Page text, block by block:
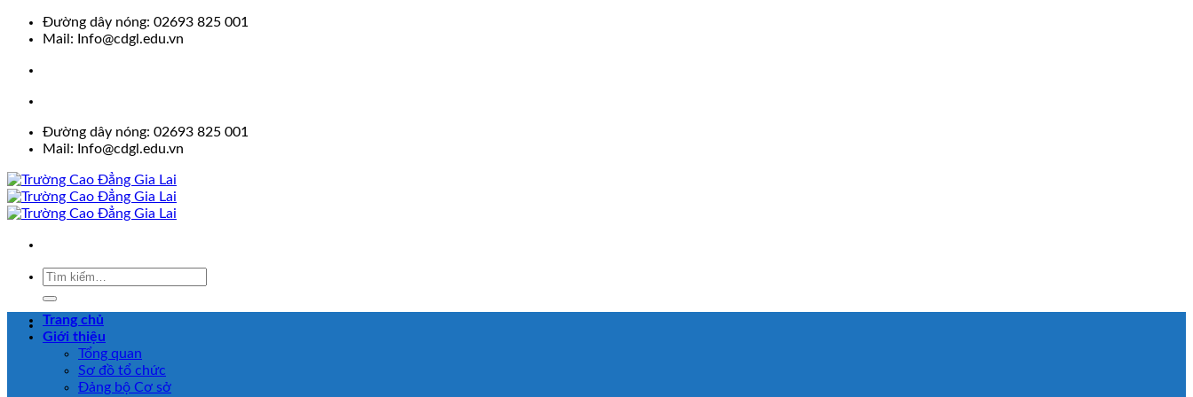
Skip
Đường dây nóng: 02693 825 001
Mail: Info@cdgl.edu.vn
Đường dây nóng: 02693 825 001
Mail: Info@cdgl.edu.vn
Trang chủ
Giới thiệu
Tổng quan
Sơ đồ tổ chức
Đảng bộ Cơ sở